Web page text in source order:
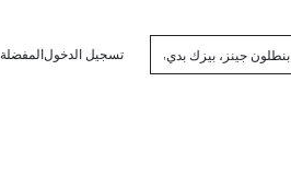
تسجيل الدخولالمفضلة